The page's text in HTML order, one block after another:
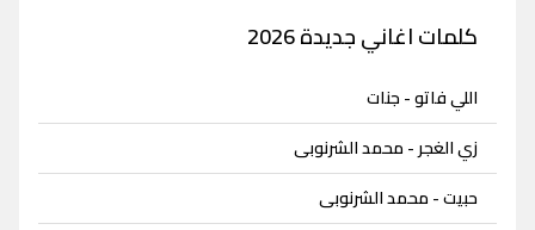
كلمات اغاني جديدة 2026
اللي فاتو - جنات
زي الغجر - محمد الشرنوبى
حبيت - محمد الشرنوبى